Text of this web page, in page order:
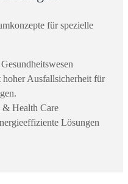
für spezielle
hoher Ausfallsicherheit für
& Health Care
Lösungen